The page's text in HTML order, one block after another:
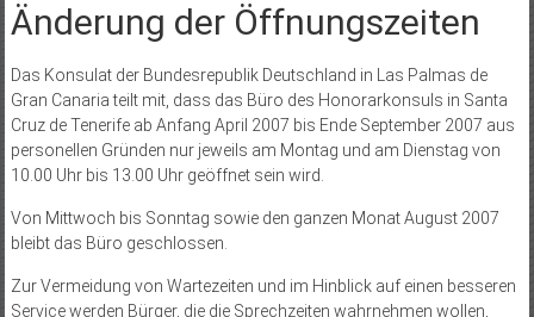
Änderung der Öffnungszeiten
Das Konsulat der Bundesrepublik Deutschland in Las Palmas de
Gran Canaria teilt mit, dass das Büro des Honorarkonsuls in Santa
Cruz de Tenerife ab Anfang April 2007 bis Ende September 2007 aus
personellen Gründen nur jeweils am Montag und am Dienstag von
10.00 Uhr bis 13.00 Uhr geöffnet sein wird.
Von Mittwoch bis Sonntag sowie den ganzen Monat August 2007
bleibt das Büro geschlossen.
Zur Vermeidung von Wartezeiten und im Hinblick auf einen besseren
Service werden Bürger, die die Sprechzeiten wahrnehmen wollen,